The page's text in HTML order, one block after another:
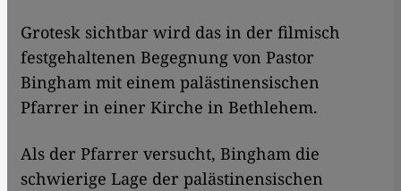
Grotesk sichtbar wird das in der filmisch
festgehaltenen Begegnung von Pastor
Bingham mit einem palästinensischen
Pfarrer in einer Kirche in Bethlehem.
Als der Pfarrer versucht, Bingham die
schwierige Lage der palästinensischen